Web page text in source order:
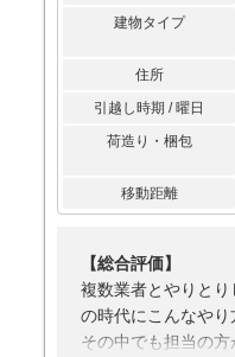
建物タイプ
住所
引越し時期 / 曜日
荷造り・梱包
移動距離
【総合評価】
複数業者とやりと
の時代にこんなや
その中でも担当の